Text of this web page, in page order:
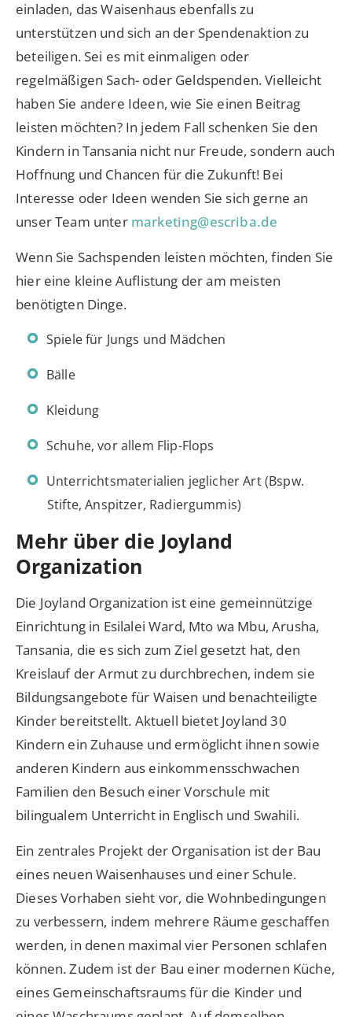
einladen, das Waisenhaus ebenfalls zu
unterstützen und sich an der Spendenaktion zu
beteiligen. Sei es mit einmaligen oder
regelmäßigen Sach- oder Geldspenden. Vielleicht
haben Sie andere Ideen, wie Sie einen Beitrag
leisten möchten? In jedem Fall schenken Sie den
Kindern in Tansania nicht nur Freude, sondern auch
Hoffnung und Chancen für die Zukunft! Bei
Interesse oder Ideen wenden Sie sich gerne an
unser Team unter marketing@escriba.de
Wenn Sie Sachspenden leisten möchten, finden Sie
hier eine kleine Auflistung der am meisten
benötigten Dinge.
Spiele für Jungs und Mädchen
Bälle
Kleidung
Schuhe, vor allem Flip-Flops
Unterrichtsmaterialien jeglicher Art (Bspw.
Stifte, Anspitzer, Radiergummis)
Mehr über die Joyland
Organization
Die Joyland Organization ist eine gemeinnützige
Einrichtung in Esilalei Ward, Mto wa Mbu, Arusha,
Tansania, die es sich zum Ziel gesetzt hat, den
Kreislauf der Armut zu durchbrechen, indem sie
Bildungsangebote für Waisen und benachteiligte
Kinder bereitstellt. Aktuell bietet Joyland 30
Kindern ein Zuhause und ermöglicht ihnen sowie
anderen Kindern aus einkommensschwachen
Familien den Besuch einer Vorschule mit
bilingualem Unterricht in Englisch und Swahili.
Ein zentrales Projekt der Organisation ist der Bau
eines neuen Waisenhauses und einer Schule.
Dieses Vorhaben sieht vor, die Wohnbedingungen
zu verbessern, indem mehrere Räume geschaffen
werden, in denen maximal vier Personen schlafen
können. Zudem ist der Bau einer modernen Küche,
eines Gemeinschaftsraums für die Kinder und